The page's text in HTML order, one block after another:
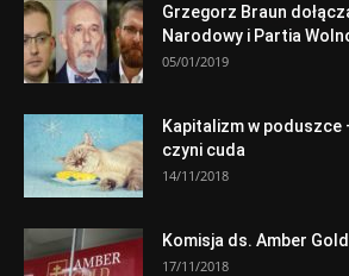
Grzegorz Braun
Narodowy i Partia
05/01/2019
Kapitalizm w
czyni cuda
14/11/2018
Komisja ds. Amber
17/11/2018